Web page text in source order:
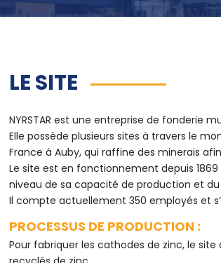
LE SITE
NYRSTAR est une entreprise de fonderie
Elle possède plusieurs sites à travers le
France à Auby, qui raffine des minerais
Le site est en fonctionnement depuis
niveau de sa capacité de production et
Il compte actuellement 350 employés et
PROCESSUS DE PRODUCTION :
Pour fabriquer les cathodes de zinc, le